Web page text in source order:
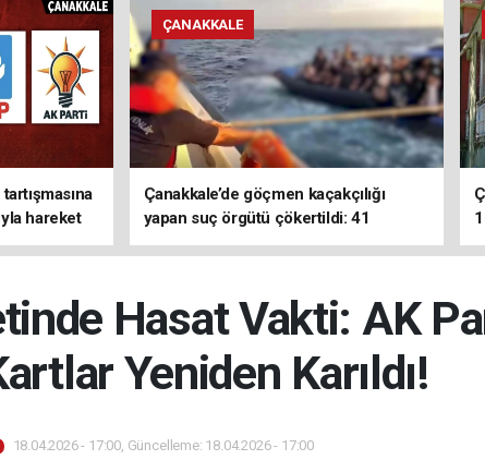
hareket
ÇANAKKALE
Çanakkale’de göçmen kaçakçılığı
yapan suç örgütü çökertildi: 41
tutuklama
Hasat Vakti: AK
Yeniden Karıldı!
18.04.2026 - 17:00, Güncelleme: 18.04.2026 - 17:00